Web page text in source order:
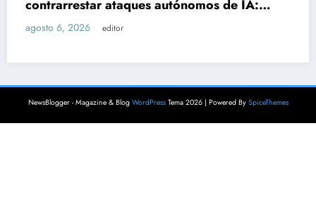
agosto 6, 2026 editor
NewsBlogger - Magazine & BlogWordPressTema 2026 | Powered BySpiceThemes